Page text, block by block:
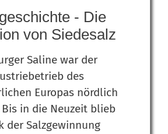
- Die
von Siedesalz
Saline war der
des
Europas nördlich
in die Neuzeit blieb
der Salzgewinnung